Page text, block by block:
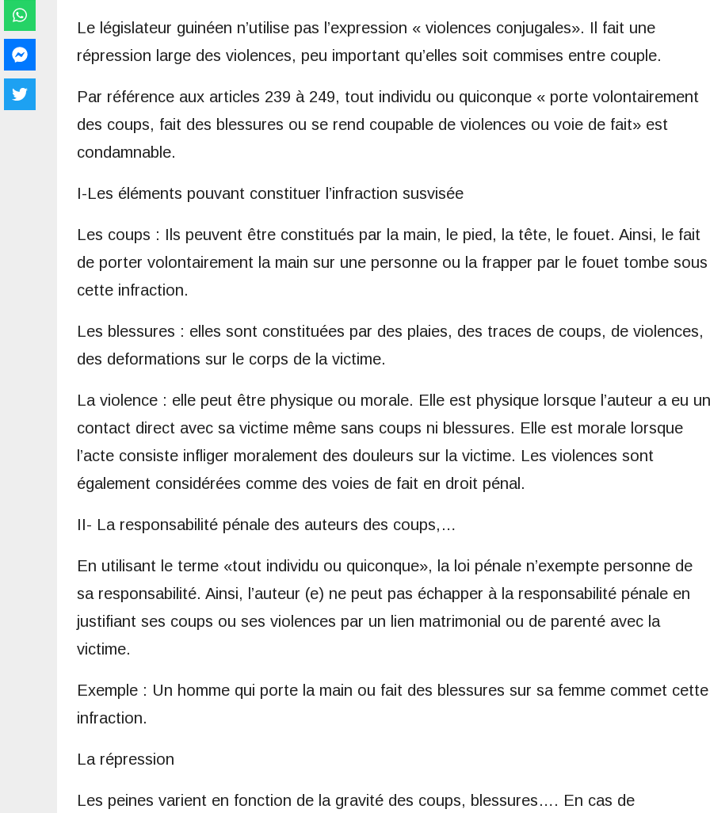
Le législateur guinéen n’utilise pas l’expression « violences conjugales». Il fait une
répression large des violences, peu important qu’elles soit commises entre couple.
Par référence aux articles 239 à 249, tout individu ou quiconque « porte volontairement
des coups, fait des blessures ou se rend coupable de violences ou voie de fait» est
condamnable.
I-Les éléments pouvant constituer l’infraction susvisée
Les coups : Ils peuvent être constitués par la main, le pied, la tête, le fouet. Ainsi, le fait
de porter volontairement la main sur une personne ou la frapper par le fouet tombe sous
cette infraction.
Les blessures : elles sont constituées par des plaies, des traces de coups, de violences,
des deformations sur le corps de la victime.
La violence : elle peut être physique ou morale. Elle est physique lorsque l’auteur a eu un
contact direct avec sa victime même sans coups ni blessures. Elle est morale lorsque
l’acte consiste infliger moralement des douleurs sur la victime. Les violences sont
également considérées comme des voies de fait en droit pénal.
II- La responsabilité pénale des auteurs des coups,…
En utilisant le terme «tout individu ou quiconque», la loi pénale n’exempte personne de
sa responsabilité. Ainsi, l’auteur (e) ne peut pas échapper à la responsabilité pénale en
justifiant ses coups ou ses violences par un lien matrimonial ou de parenté avec la
victime.
Exemple : Un homme qui porte la main ou fait des blessures sur sa femme commet cette
infraction.
La répression
Les peines varient en fonction de la gravité des coups, blessures…. En cas de